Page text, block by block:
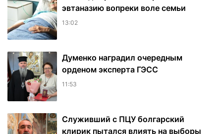
эвтаназию вопреки воле семьи
13:02
Думенко наградил очередным
орденом эксперта ГЭСС
11:53
Служивший с ПЦУ болгарский
клирик пытался влиять на выборы